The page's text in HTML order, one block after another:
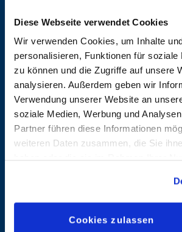
Diese Webseite verwendet Cookies
Wir verwenden Cookies, um Inhalte
personalisieren, Funktionen für soziale
zu können und die Zugriffe auf unsere
analysieren. Außerdem geben wir
Verwendung unserer Website an
soziale Medien, Werbung und
Partner führen diese Informationen
weiteren Daten zusammen, die Sie
geben, können Sie diese jederzeit in
Datenschutzerklärungwieder
Cookies zulassen
Aleixo
Soares,
Natanael
Entdecken
Jordi